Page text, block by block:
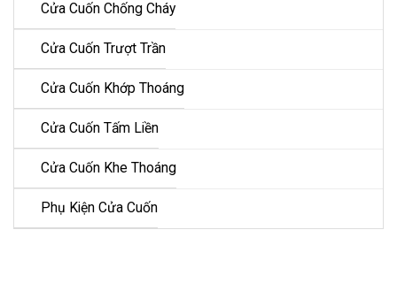
Cửa Cuốn Chống Cháy
Cửa Cuốn Trượt Trần
Cửa Cuốn Khớp Thoáng
Cửa Cuốn Tấm Liền
Cửa Cuốn Khe Thoáng
Phụ Kiện Cửa Cuốn